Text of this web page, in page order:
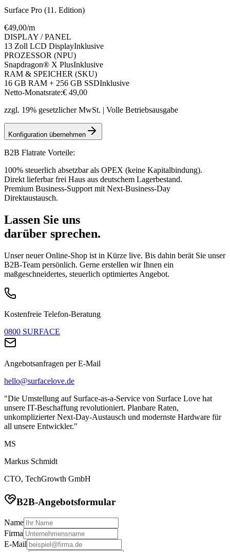
Surface Pro (11. Edition)
€49,00/m
DISPLAY / PANEL
13 Zoll LCD DisplayInklusive
PROZESSOR (NPU)
Snapdragon® X PlusInklusive
RAM & SPEICHER (SKU)
16 GB RAM + 256 GB SSDInklusive
Netto-Monatsrate:€ 49,00
zzgl. 19% gesetzlicher MwSt. | Volle Betriebsausgabe
Konfiguration übernehmen
B2B Flatrate Vorteile:
100% steuerlich absetzbar als OPEX (keine Kapitalbindung).
Direkt lieferbar frei Haus aus deutschem Lagerbestand.
Premium Business-Support mit Next-Business-Day
Direktaustausch.
Lassen Sie uns
darüber sprechen.
Unser neuer Online-Shop ist in Kürze live. Bis dahin berät Sie unser
B2B-Team persönlich. Gerne erstellen wir Ihnen ein
maßgeschneidertes, steuerlich optimiertes Angebot.
Kostenfreie Telefon-Beratung
0800 SURFACE
Angebotsanfragen per E-Mail
hello@surfacelove.de
"Die Umstellung auf Surface-as-a-Service von Surface Love hat
unsere IT-Beschaffung revolutioniert. Planbare Raten,
unkomplizierter Next-Day-Austausch und modernste Hardware für
all unsere Entwickler."
MS
Markus Schmidt
CTO, TechGrowth GmbH
B2B-Angebotsformular
Name
Firma
E-Mail